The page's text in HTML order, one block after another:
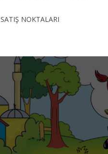
SATIŞ NOKTALARI